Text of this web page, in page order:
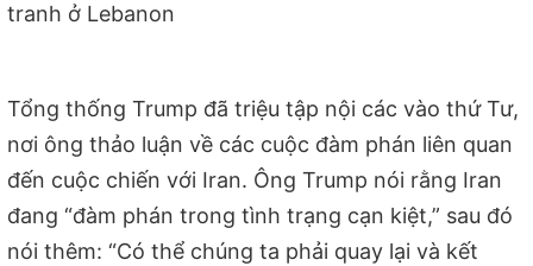
tranh ở Lebanon
Tổng thống Trump đã triệu tập nội các vào thứ Tư,
nơi ông thảo luận về các cuộc đàm phán liên quan
đến cuộc chiến với Iran. Ông Trump nói rằng Iran
đang “đàm phán trong tình trạng cạn kiệt,” sau đó
nói thêm: “Có thể chúng ta phải quay lại và kết